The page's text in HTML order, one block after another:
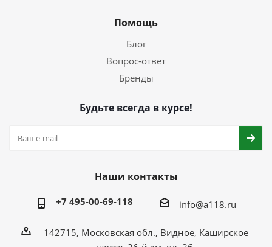
Помощь
Блог
Вопрос-ответ
Бренды
Будьте всегда в курсе!
Наши контакты
+7 495-00-69-118 info@a118.ru
142715, Московская обл., Видное, Каширское